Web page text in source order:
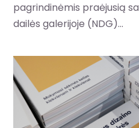
pagrindinėmis praėjusią
dailės galerijoje (NDG)...